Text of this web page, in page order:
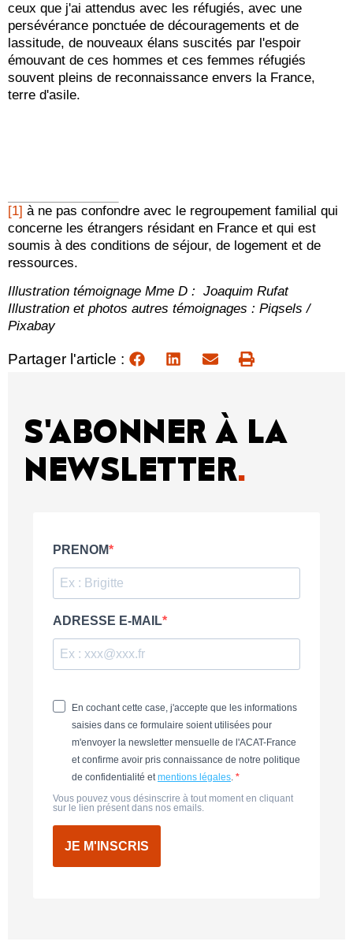
ceux que j'ai attendus avec les réfugiés, avec une
persévérance ponctuée de découragements et de
lassitude, de nouveaux élans suscités par l'espoir
émouvant de ces hommes et ces femmes réfugiés
souvent pleins de reconnaissance envers la France,
terre d'asile.
[1] à ne pas confondre avec le regroupement familial qui
concerne les étrangers résidant en France et qui est
soumis à des conditions de séjour, de logement et de
ressources.
Illustration témoignage Mme D : Joaquim Rufat
Illustration et photos autres témoignages : Piqsels /
Pixabay
Partager l'article :
S'ABONNER À LA
NEWSLETTER.
PRENOM
ADRESSE E-MAIL
En cochant cette case, j'accepte que les informations
saisies dans ce formulaire soient utilisées pour
m'envoyer la newsletter mensuelle de l'ACAT-France
et confirme avoir pris connaissance de notre politique
de confidentialité et mentions légales
Vous pouvez vous désinscrire à tout moment en cliquant
sur le lien présent dans nos emails.
JE M'INSCRIS